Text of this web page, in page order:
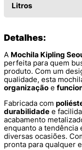
Litros
Detalhes:
A Mochila Kipling
perfeita para quem
produto. Com um
qualidade, esta
organização e
Fabricada com
durabilidade e
acabamento
enquanto a tendência
diversas ocasiões.
pronta para qualquer